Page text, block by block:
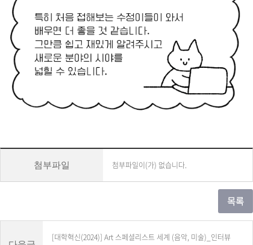
첨부파일 첨부파일이(가) 없습니다.
[대학혁신(2024)] Art 스페셜리스트 세계 (음악, 미술)_인터뷰